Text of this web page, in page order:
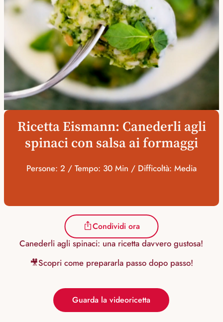
Ricetta Eismann: Canederli agli
spinaci con salsa ai formaggi
Persone: 2 / Tempo: 30 Min / Difficoltà: Media
Condividi ora
Canederli agli spinaci: una ricetta davvero gustosa!
🎥Scopri come prepararla passo dopo passo!
Guarda la videoricetta